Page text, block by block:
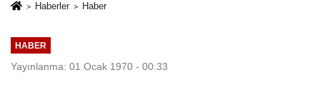
Haberler Haber
HABER
Yayınlanma: 01 Ocak 1970 - 00:33